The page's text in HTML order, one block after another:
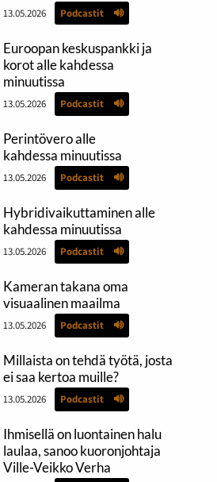
13.05.2026 Podcastit
Euroopan keskuspankki ja
korot alle kahdessa
minuutissa
13.05.2026 Podcastit
Perintövero alle
kahdessa minuutissa
13.05.2026 Podcastit
Hybridivaikuttaminen alle
kahdessa minuutissa
13.05.2026 Podcastit
Kameran takana oma
visuaalinen maailma
13.05.2026 Podcastit
Millaista on tehdä työtä, josta
ei saa kertoa muille?
13.05.2026 Podcastit
Ihmisellä on luontainen halu
laulaa, sanoo kuoronjohtaja
Ville-Veikko Verha